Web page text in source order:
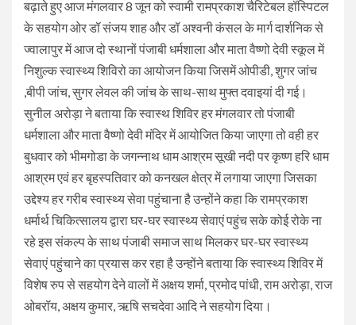
बढ़ाते हुए आज मंगलवार 8 जून को स्वामी रामप्रकाश चैरिटेबल हॉस्पिटल
के सहयोग ओर डॉ संजय शाह और डॉ अश्वनी कंसल के मार्ग दार्शनिक से
ज्वालापुर में आज दो स्थानों पंजाबी धर्मशाला और माता वैष्णो देवी स्कूल में
निशुल्क स्वास्थ्य शिविरो का आयोजन किया जिसमें ओपीडी, शुगर जांच
,बीपी जांच, सुगर लेवल की जांच के साथ-साथ मुफ्त दवाइयां दी गई।
सुनील अरोड़ा ने बताया कि स्वास्थ शिविर हर मंगलवार तो पंजाबी
धर्मशाला और माता वैष्णो देवी मंदिर में आयोजित किया जाएगा तो वही हर
बुधवार को भीमगोडा के जगन्नाथ धाम आश्रम सूखी नदी पर कृष्ण हरि धाम
आश्रम एवं हर बृहस्पतिवार को कनखल क्षेत्र में लगाया जाएगा जिसका
उद्देश्य हर गरीब स्वास्थ्य सेवा पहुंचाना है उन्होंने कहा कि रामप्रकाश
धर्मार्थ चिकित्सालय द्वारा घर-घर स्वास्थ्य सेवाएं पहुंच सके कोई रोके ना
रहे इस संकल्प के साथ पंजाबी समाज साथ मिलकर घर-घर स्वास्थ्य
सेवाएं पहुंचाने का प्रयास कर रहा है उन्होंने बताया कि स्वास्थ्य शिविर में
विशेष रुप से सहयोग देने वालों में अक्षय शर्मा, प्रमोद पांधी, राम अरोड़ा, राज
ओबरॉय, अक्षय कुमार, ऋषि सचदेवा आदि ने सहयोग दिया।